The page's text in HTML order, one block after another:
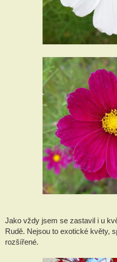
Jako vždy jsem se zastavil i u
Rudě. Nejsou to exotické květy,
rozšířené.